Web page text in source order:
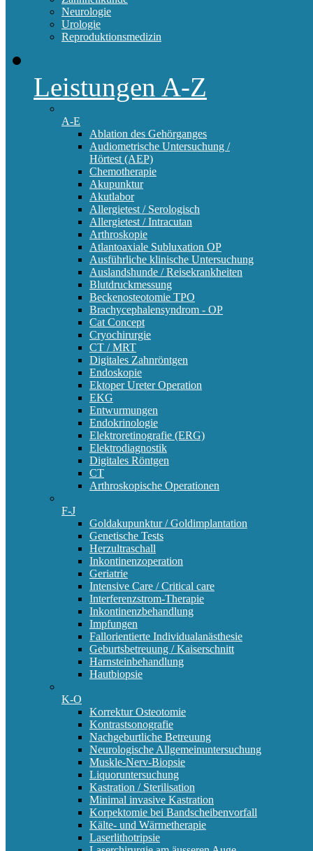
Neurologie
Urologie
Reproduktionsmedizin
Leistungen A-Z
A-E
Ablation des Gehörganges
Audiometrische Untersuchung /
Hörtest (AEP)
Chemotherapie
Akupunktur
Akutlabor
Allergietest / Serologisch
Allergietest / Intracutan
Arthroskopie
Atlantoaxiale Subluxation OP
Ausführliche klinische Untersuchung
Auslandshunde / Reisekrankheiten
Blutdruckmessung
Beckenosteotomie TPO
Brachycephalensyndrom - OP
Cat Concept
Cryochirurgie
CT / MRT
Digitales Zahnröntgen
Endoskopie
Ektoper Ureter Operation
EKG
Entwurmungen
Endokrinologie
Elektroretinografie (ERG)
Elektrodiagnostik
Digitales Röntgen
CT
Arthroskopische Operationen
F-J
Goldakupunktur / Goldimplantation
Genetische Tests
Herzultraschall
Inkontinenzoperation
Geriatrie
Intensive Care / Critical care
Interferenzstrom-Therapie
Inkontinenzbehandlung
Impfungen
Fallorientierte Individualanästhesie
Geburtsbetreuung / Kaiserschnitt
Harnsteinbehandlung
Hautbiopsie
K-O
Korrektur Osteotomie
Kontrastsonografie
Nachgeburtliche Betreuung
Neurologische Allgemeinuntersuchung
Muskle-Nerv-Biopsie
Liquoruntersuchung
Kastration / Sterilisation
Minimal invasive Kastration
Korpektomie bei Bandscheibenvorfall
Kälte- und Wärmetherapie
Laserlithotripsie